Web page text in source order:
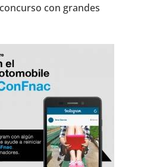
con grandes